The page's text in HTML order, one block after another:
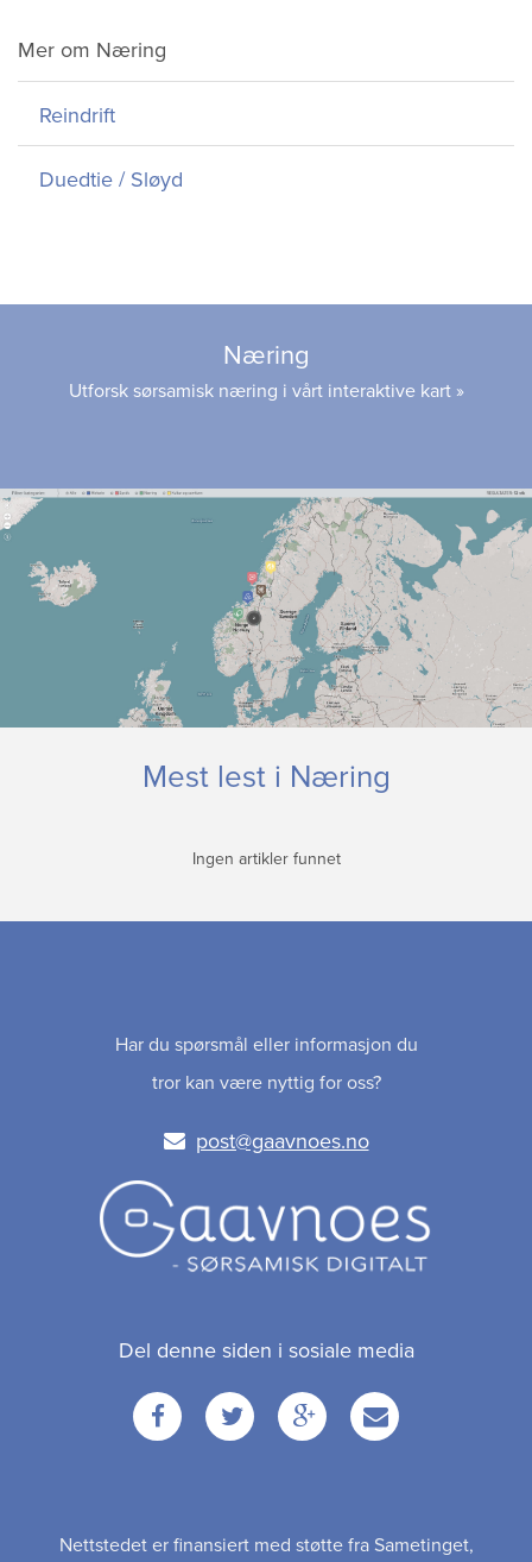
Mer om Næring
Reindrift
Duedtie / Sløyd
Næring
Utforsk sørsamisk næring i vårt interaktive kart »
Mest lest i Næring
Ingen artikler funnet
Har du spørsmål eller informasjon du
tror kan være nyttig for oss?
post@gaavnoes.no
Del denne siden i sosiale media
Nettstedet er finansiert med støtte fra Sametinget,